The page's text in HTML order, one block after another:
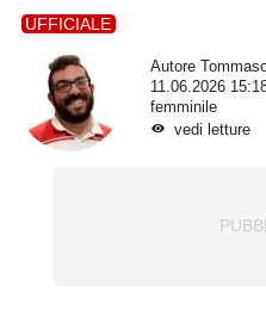
UFFICIALE
Autore
11.06.2026
femminile
vedi letture